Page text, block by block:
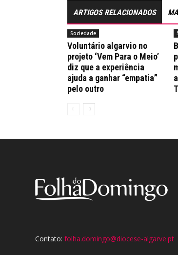
ARTIGOS RELACIONADOS
Sociedade
Voluntário algarvio no
projeto ‘Vem Para o Meio’
diz que a experiência
ajuda a ganhar “empatia”
pelo outro
Contato: folha.domingo@diocese-algarve.pt